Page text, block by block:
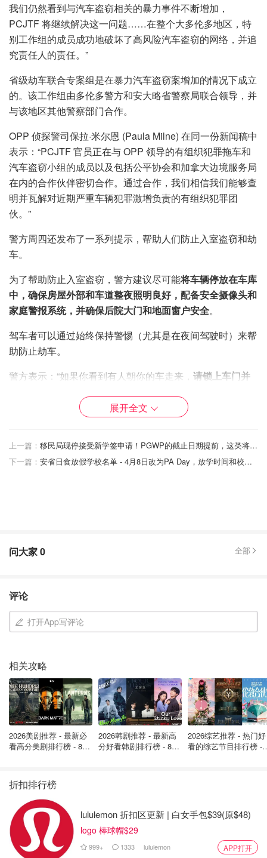
我们仍然看到与汽车盗窃相关的暴力事件不断增加，
PCJTF 将继续解决这一问题……在整个大多伦多地区，特
别工作组的成员成功地破坏了高风险汽车盗窃的网络，并追
究责任人的责任。”
省级劫车联合专案组是在暴力汽车盗窃案增加的情况下成立
的。该工作组由多伦多警方和安大略省警察局联合领导，并
与该地区其他警察部门合作。
OPP 侦探警司保拉·米尔恩 (Paula Milne) 在同一份新闻稿中
表示：“PCJTF 官员正在与 OPP 领导的有组织犯罪拖车和
汽车盗窃小组的成员以及包括公平协会和加拿大边境服务局
在内的合作伙伴密切合作。通过合作，我们相信我们能够查
明并瓦解对近期严重车辆犯罪激增负责的有组织犯罪团
伙。”
警方周四还发布了一系列提示，帮助人们防止入室盗窃和劫
车。
为了帮助防止入室盗窃，警方建议尽可能将车辆停放在车库
中，确保房屋外部和车道整夜照明良好，配备安全摄像头和
家庭警报系统，并确保后院大门和地面窗户安全。
驾车者可以通过始终保持警惕（尤其是在夜间驾驶时）来帮
助防止劫车。
警方表示：“如果你看到有人朝你的车走来， 请锁上车门并
这可能会阻止小偷。”
来，以便偷窃汽车。
的警察局电话，或者在紧急情况下拨打 911。”
后报警。
任何被武装嫌疑人接近的人都应该保持冷静，遵守他们的要
来源：
好险！小偷差点将一辆载着婴儿的suv
开走，奶爸上前阻止被拖行！
Xxxiaoo 2561
OOliviaZZ
展开全文
上一篇：
移民局现停接受新学签申请！PGWP的截止日期提前，这类将停发！
下一篇：
安省日食放假学校名单 - 4月8日改为PA Day，放学时间和校车接送时间表！
问大家0 全部
评论
打开App写评论
相关攻略
2026美剧推荐 - 最新必
看高分美剧排行榜 - 8月
2026韩剧推荐 - 最新高
分好看韩剧排行榜 - 8月
2026综艺推荐 - 热门好
看的综艺节目排行榜 -
折扣排行榜
lululemon 折扣区更新 | 白女手包$39(原$48)
logo 棒球帽$29
999+ 1333 lululemon APP打开